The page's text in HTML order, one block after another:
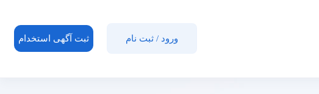
ورود / ثبت نام ثبت آگهی استخدام